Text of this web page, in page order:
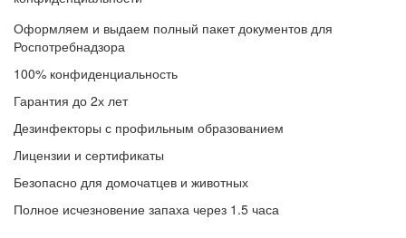
Оформляем и выдаем полный пакет документов для
Роспотребнадзора
100% конфиденциальность
Гарантия до 2х лет
Дезинфекторы с профильным образованием
Лицензии и сертификаты
Безопасно для домочатцев и животных
Полное исчезновение запаха через 1.5 часа